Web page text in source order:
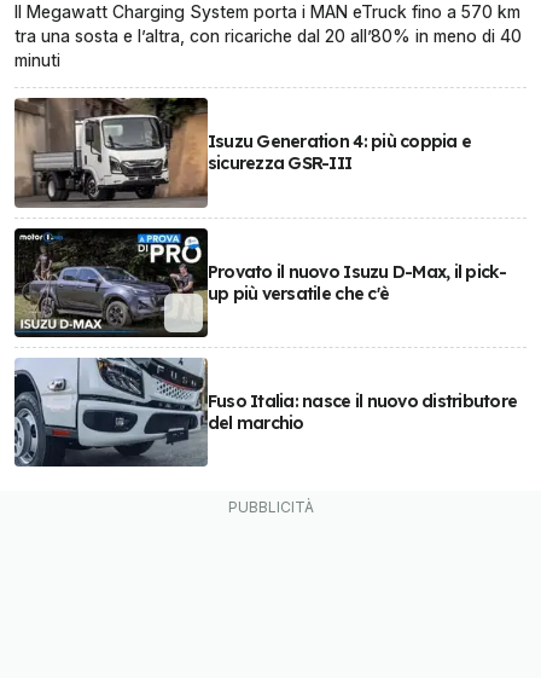
Il Megawatt Charging System porta i MAN eTruck fino a 570 km
tra una sosta e l’altra, con ricariche dal 20 all’80% in meno di 40
minuti
Isuzu Generation 4: più coppia e
sicurezza GSR-III
Provato il nuovo Isuzu D-Max, il pick-
up più versatile che c'è
Fuso Italia: nasce il nuovo distributore
del marchio